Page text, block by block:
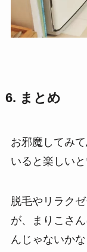
6. まとめ
お邪魔してみ
いると楽しいと
脱毛やリラク
が、まりこさ
んじゃないかな